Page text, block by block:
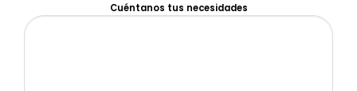
Cuéntanos tus necesidades